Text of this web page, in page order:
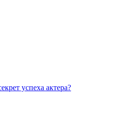
успеха актера?